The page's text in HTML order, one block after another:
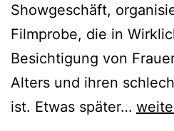
Showgeschäft,
Filmprobe, die in
Besichtigung von
Alters und ihren
ist. Etwas später…